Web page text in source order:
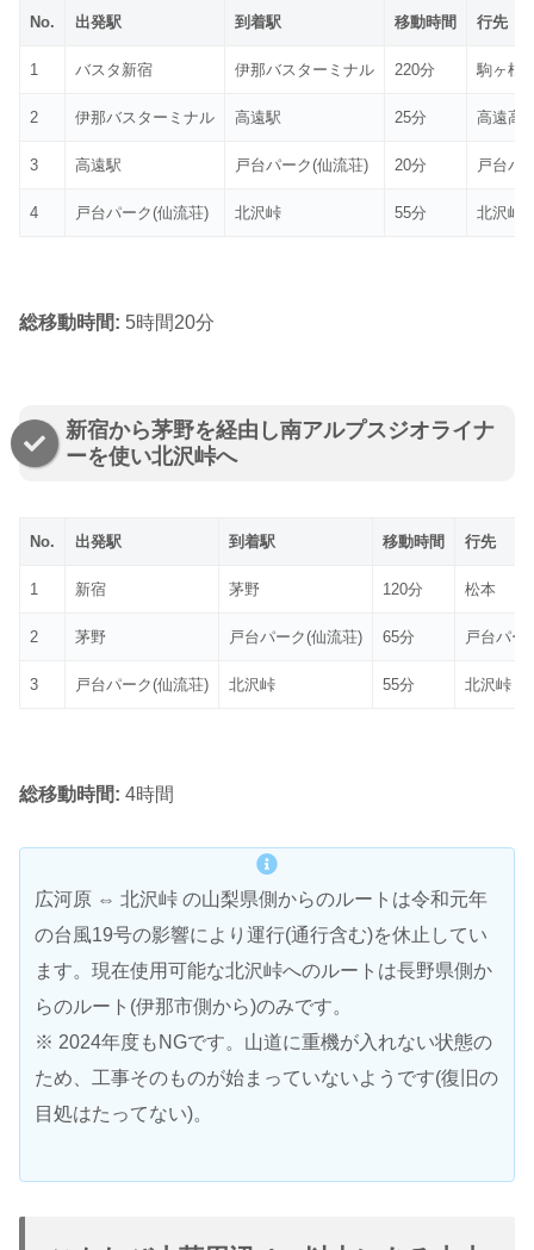
No. 出発駅 到着駅 移動時間 行先
1 バスタ新宿 伊那バスターミナル 220分 駒ヶ根
2 伊那バスターミナル 高遠駅 25分 高遠高
3 高遠駅 戸台パーク(仙流荘) 20分 戸台パ
4 戸台パーク(仙流荘) 北沢峠 55分 北沢峠
総移動時間: 5時間20分
新宿から茅野を経由し南アルプスジオライナ
ーを使い北沢峠へ
No. 出発駅 到着駅 移動時間 行先
1 新宿 茅野 120分 松本
2 茅野 戸台パーク(仙流荘) 65分 戸台パー
3 戸台パーク(仙流荘) 北沢峠 55分 北沢峠
総移動時間: 4時間
広河原 ⇔ 北沢峠 の山梨県側からのルートは令和元年
の台風19号の影響により運行(通行含む)を休止してい
ます。現在使用可能な北沢峠へのルートは長野県側か
らのルート(伊那市側から)のみです。
※ 2024年度もNGです。山道に重機が入れない状態の
ため、工事そのものが始まっていないようです(復旧の
目処はたってない)。